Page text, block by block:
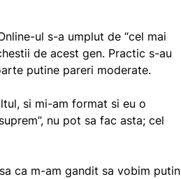
ul s-a umplut de “cel mai
de acest gen. Practic s-au
putine pareri moderate.
si mi-am format si eu o
nu pot sa fac asta; cel
ca m-am gandit sa vobim putin